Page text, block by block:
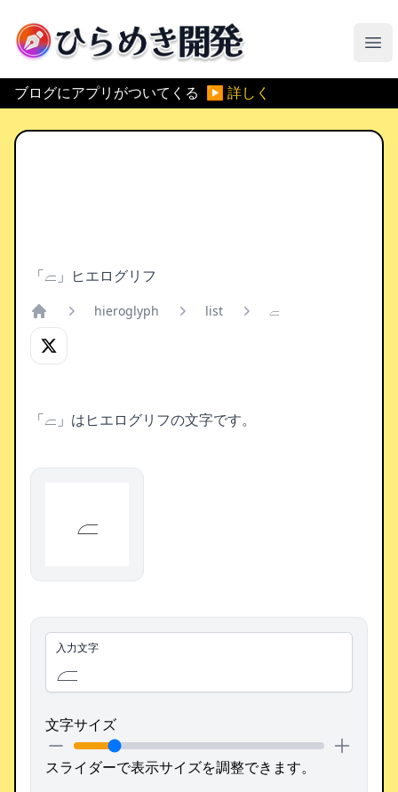
ひらめき開発
メ
ブログにアプリがついてくる ▶ 詳しく
「𓐞」ヒエログリフ
Home
hieroglyph list 𓐞
「𓐞」はヒエログリフの文字です。
𓐞
入力文字
文字サイズ
スライダーで表示サイズを調整できます。